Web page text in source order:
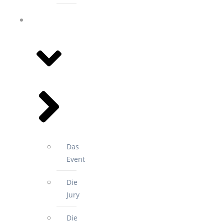
Das
Event
Die
Jury
Die